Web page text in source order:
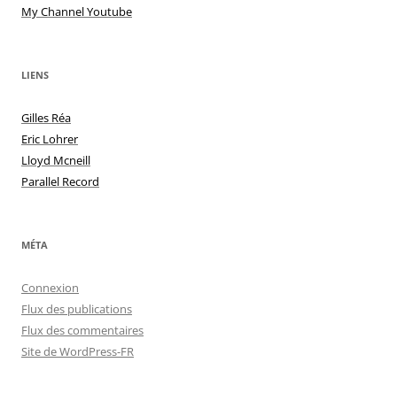
My Channel Youtube
LIENS
Gilles Réa
Eric Lohrer
Lloyd Mcneill
Parallel Record
MÉTA
Connexion
Flux des publications
Flux des commentaires
Site de WordPress-FR